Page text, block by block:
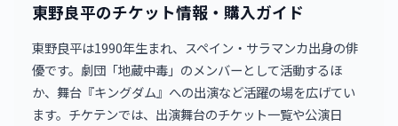
東野良平のチケット情報・購入ガイド
東野良平は1990年生まれ、スペイン・サラマンカ出身の俳
優です。劇団「地蔵中毒」のメンバーとして活動するほ
か、舞台『キングダム』への出演など活躍の場を広げてい
ます。チケテンでは、出演舞台のチケット一覧や公演日